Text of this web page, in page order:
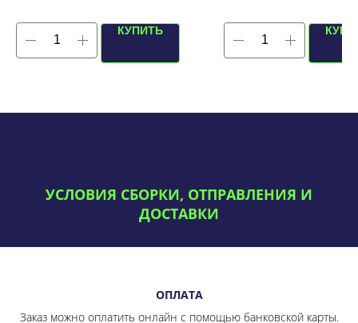
КУПИТЬ
УСЛОВИЯ СБОРКИ, ОТПРАВЛЕНИЯ И
ДОСТАВКИ
ОПЛАТА
Заказ можно оплатить онлайн с помощью банковской карты.